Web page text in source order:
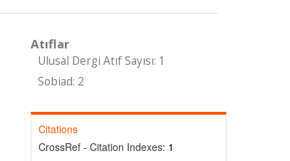
Atıflar
Ulusal Dergi Atıf Sayısı: 1
Sobiad: 2
Citations
CrossRef - Citation Indexes: 1